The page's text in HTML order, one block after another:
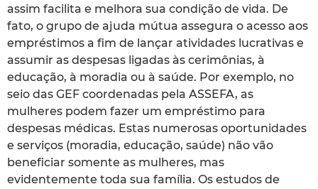
assim facilita e melhora sua condição de vida. De
fato, o grupo de ajuda mútua assegura o acesso aos
empréstimos a fim de lançar atividades lucrativas e
assumir as despesas ligadas às cerimônias, à
educação, à moradia ou à saúde. Por exemplo, no
seio das GEF coordenadas pela ASSEFA, as
mulheres podem fazer um empréstimo para
despesas médicas. Estas numerosas oportunidades
e serviços (moradia, educação, saúde) não vão
beneficiar somente as mulheres, mas
evidentemente toda sua família. Os estudos de